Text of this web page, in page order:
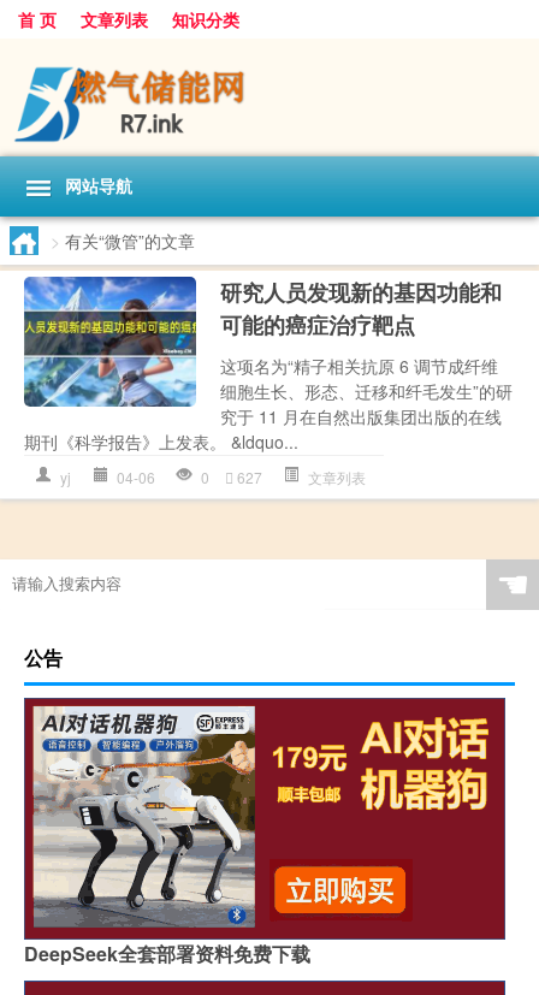
首 页 文章列表 知识分类
网站导航
> 有关“微管”的文章
研究人员发现新的基因功能和
可能的癌症治疗靶点
这项名为“精子相关抗原 6 调节成纤维
细胞生长、形态、迁移和纤毛发生”的研
究于 11 月在自然出版集团出版的在线
期刊《科学报告》上发表。 &ldquo...
yj 04-06 0 627 文章列表
☚
公告
DeepSeek全套部署资料免费下载